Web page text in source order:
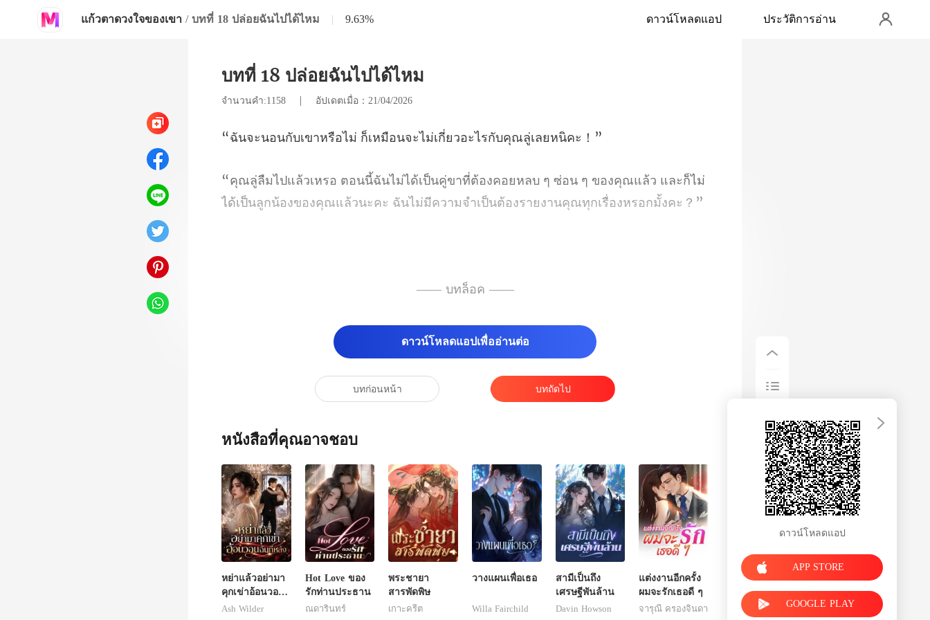
แก้วตาดวงใจของเขา / บทที่ 18 ปล่อยฉันไปได้ไหม | 9.63% ดาวน์โหลดแอป ประวัติการอ่าน
บทที่ 18 ปล่อยฉันไปได้ไหม
จำนวนคำ:1158 | อัปเดตเมื่อ：21/04/2026
่ ก็เหมือนจะไม่เกี่ยว
ลบ ๆ ซ่อน ๆ ของคุณแล้ว และก็ไม่
ได้เป็นลูกน้องของคุณแล้วน
—— บทล็อค ——
ดาวน์โหลดแอปเพื่ออ่านต่อ
บทก่อนหน้า บทถัดไป
หนังสือที่คุณอาจชอบ
หย่าแล้วอย่ามา
คุกเข่าอ้อนวอน
ฉันทีหลัง
Ash Wilder
Hot Love ของ
รักท่านประธาน
ณดารินทร์
พระชายา
สารพัดพิษ
เกาะครีต
วางแผนเพื่อเธอ
Willa Fairchild
สามีเป็นถึง
เศรษฐีพันล้าน
Davin Howson
แต่งงานอีกครั้ง
ผมจะรักเธอดี ๆ
จารุณี ครองจินดา
ดาวน์โหลดแอป
APP STORE
GOOGLE PLAY